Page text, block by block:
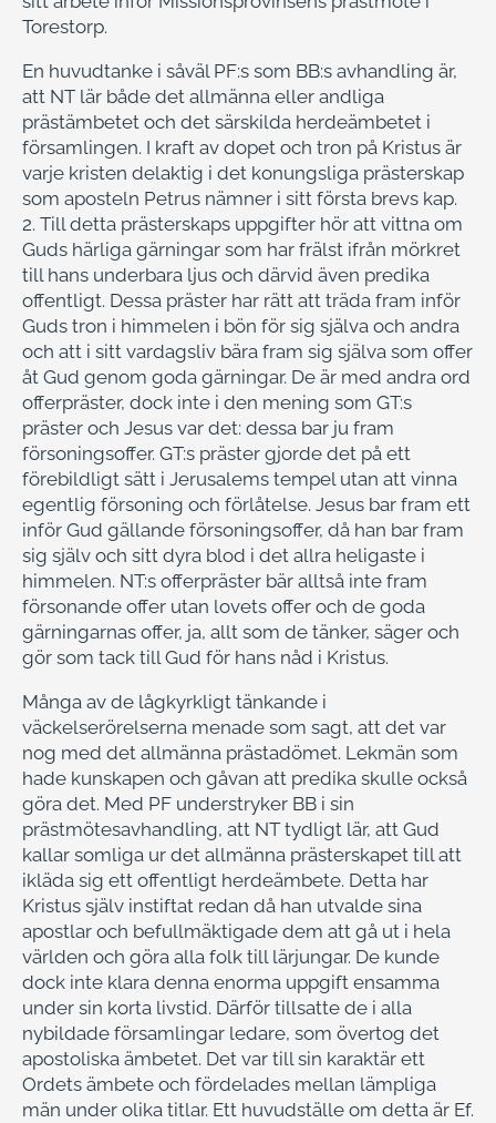
Torestorp.
En huvudtanke i såväl PF:s som BB:s avhandling är,
att NT lär både det allmänna eller andliga
prästämbetet och det särskilda herdeämbetet i
församlingen. I kraft av dopet och tron på Kristus är
varje kristen delaktig i det konungsliga prästerskap
som aposteln Petrus nämner i sitt första brevs kap.
2. Till detta prästerskaps uppgifter hör att vittna om
Guds härliga gärningar som har frälst ifrån mörkret
till hans underbara ljus och därvid även predika
offentligt. Dessa präster har rätt att träda fram inför
Guds tron i himmelen i bön för sig själva och andra
och att i sitt vardagsliv bära fram sig själva som offer
åt Gud genom goda gärningar. De är med andra ord
offerpräster, dock inte i den mening som GT:s
präster och Jesus var det: dessa bar ju fram
försoningsoffer. GT:s präster gjorde det på ett
förebildligt sätt i Jerusalems tempel utan att vinna
egentlig försoning och förlåtelse. Jesus bar fram ett
inför Gud gällande försoningsoffer, då han bar fram
sig själv och sitt dyra blod i det allra heligaste i
himmelen. NT:s offerpräster bär alltså inte fram
försonande offer utan lovets offer och de goda
gärningarnas offer, ja, allt som de tänker, säger och
gör som tack till Gud för hans nåd i Kristus.
Många av de lågkyrkligt tänkande i
väckelserörelserna menade som sagt, att det var
nog med det allmänna prästadömet. Lekmän som
hade kunskapen och gåvan att predika skulle också
göra det. Med PF understryker BB i sin
prästmötesavhandling, att NT tydligt lär, att Gud
kallar somliga ur det allmänna prästerskapet till att
ikläda sig ett offentligt herdeämbete. Detta har
Kristus själv instiftat redan då han utvalde sina
apostlar och befullmäktigade dem att gå ut i hela
världen och göra alla folk till lärjungar. De kunde
dock inte klara denna enorma uppgift ensamma
under sin korta livstid. Därför tillsatte de i alla
nybildade församlingar ledare, som övertog det
apostoliska ämbetet. Det var till sin karaktär ett
Ordets ämbete och fördelades mellan lämpliga
män under olika titlar. Ett huvudställe om detta är Ef.